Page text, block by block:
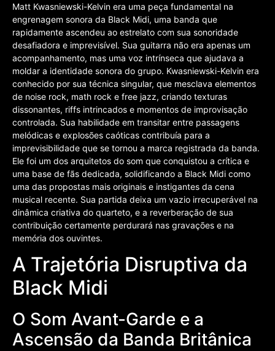
Matt Kwasniewski-Kelvin era uma peça fundamental na
engrenagem sonora da Black Midi, uma banda que
rapidamente ascendeu ao estrelato com sua sonoridade
desafiadora e imprevisível. Sua guitarra não era apenas um
acompanhamento, mas uma voz intrínseca que ajudava a
moldar a identidade sonora do grupo. Kwasniewski-Kelvin era
conhecido por sua técnica singular, que mesclava elementos
de noise rock, math rock e free jazz, criando texturas
dissonantes, riffs intrincados e momentos de improvisação
controlada. Sua habilidade em transitar entre passagens
melódicas e explosões caóticas contribuía para a
imprevisibilidade que se tornou a marca registrada da banda.
Ele foi um dos arquitetos do som que conquistou a crítica e
uma base de fãs dedicada, solidificando a Black Midi como
uma das propostas mais originais e instigantes da cena
musical recente. Sua partida deixa um vazio irrecuperável na
dinâmica criativa do quarteto, e a reverberação de sua
contribuição certamente perdurará nas gravações e na
memória dos ouvintes.
A Trajetória Disruptiva da
Black Midi
O Som Avant-Garde e a
Ascensão da Banda Britânica